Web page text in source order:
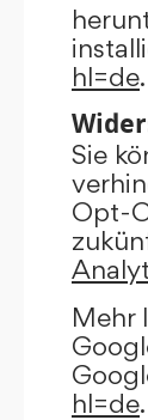
hl=de.
Sie
Opt-
Mehr
hl=de.